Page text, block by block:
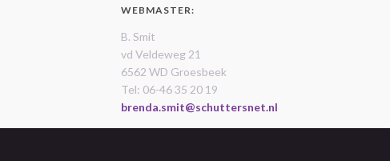
WEBMASTER:
B. Smit
vd Veldeweg 21
6562 WD Groesbeek
Tel: 06-46 35 20 19
brenda.smit@schuttersnet.nl